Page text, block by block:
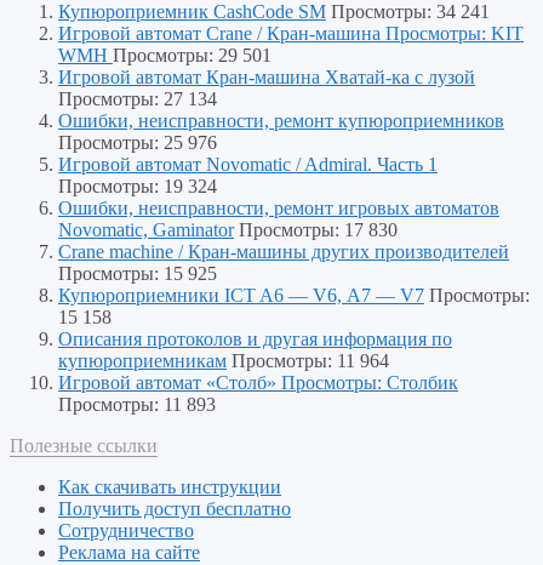
Купюроприемник CashCode SM Просмотры: 34 241
Игровой автомат Crane / Кран-машина Просмотры: KIT
WMH Просмотры: 29 501
Игровой автомат Кран-машина Хватай-ка с лузой
Просмотры: 27 134
Ошибки, неисправности, ремонт купюроприемников
Просмотры: 25 976
Игровой автомат Novomatic / Admiral. Часть 1
Просмотры: 19 324
Ошибки, неисправности, ремонт игровых автоматов
Novomatic, Gaminator Просмотры: 17 830
Crane machine / Кран-машины других производителей
Просмотры: 15 925
Купюроприемники ICT A6 — V6, А7 — V7 Просмотры:
15 158
Описания протоколов и другая информация по
купюроприемникам Просмотры: 11 964
Игровой автомат «Столб» Просмотры: Столбик
Просмотры: 11 893
Полезные ссылки
Как скачивать инструкции
Получить доступ бесплатно
Сотрудничество
Реклама на сайте